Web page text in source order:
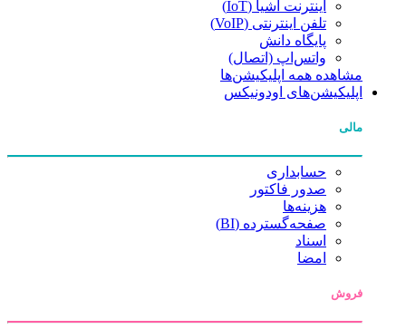
اینترنت اشیا (IoT)
تلفن اینترنتی (VoIP)
پایگاه دانش
واتس‌اپ (اتصال)
مشاهده همه اپلیکیشن‌ها
اپلیکیشن‌های اودونیکس
مالی
حسابداری
صدور فاکتور
هزینه‌ها
صفحه‌گسترده (BI)
اسناد
امضا
فروش